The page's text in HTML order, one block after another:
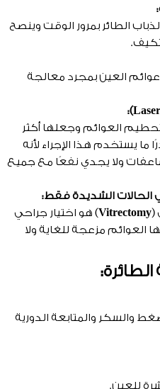
الطائر بمرور الوقت وينصح
العين بمجرد معالجة
):
العوائم وجعلها أكثر
ما يستخدم هذا الإجراء لأنه
ولا يجدي نفعًا مع جميع
(
Vitrectomy) هو اختيار جراحي
العوائم مزعجة للغاية ولا
والسكر والمتابعة الدورية
للعين.